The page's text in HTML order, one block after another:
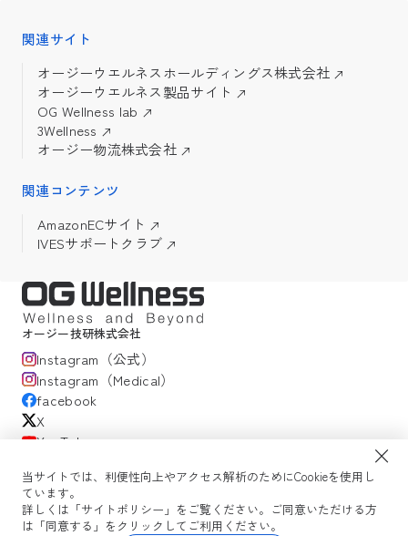
当サイトでは、利便性向上やアクセス解析のためにCookieを使用し
ています。
詳しくは「サイトポリシー」をご覧ください。ご同意いただける方
は「同意する」をクリックしてご利用ください。
オージー技研株式会社
Instagram（公式）
Instagram（Medical）
facebook
X
YouTube
関連サイト
オージーウエルネスホールディングス株式会社
オージーウエルネス製品サイト
OG Wellness lab
3Wellness
オージー物流株式会社
関連コンテンツ
AmazonECサイト
IVESサポートクラブ
サイトポリシー
WEBセミナー利用規約 コミュニティガイドライン
サイトマップ